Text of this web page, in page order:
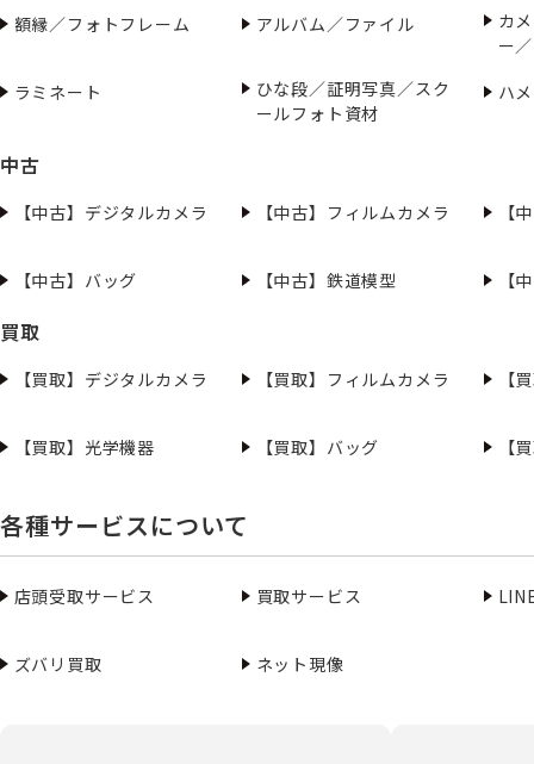
額縁／フォトフレーム アルバム／ファイル
カ
ー
ラミネート
ひな段／証明写真／スク
ールフォト資材
ハ
中古
【中古】デジタルカメラ 【中古】フィルムカメラ 【
【中古】バッグ 【中古】鉄道模型 【
買取
【買取】デジタルカメラ 【買取】フィルムカメラ 【
【買取】光学機器 【買取】バッグ 【
各種サービスについて
店頭受取サービス 買取サービス
ズバリ買取 ネット現像